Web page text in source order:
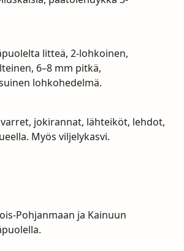
litteä, 2-lohkoinen,
6–8 mm pitkä,
lohkohedelmä.
jokirannat, lähteiköt, lehdot,
Myös viljelykasvi.
Pohjanmaan ja Kainuun